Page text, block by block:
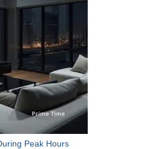
Peak Hours